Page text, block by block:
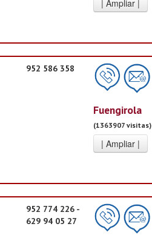
952 586 358
Fuengirola
(1363907 visitas)
952 774 226 -
629 94 05 27